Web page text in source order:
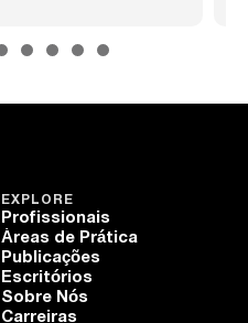
EXPLORE
Profissionais
Áreas de Prática
Publicações
Escritórios
Sobre Nós
Carreiras